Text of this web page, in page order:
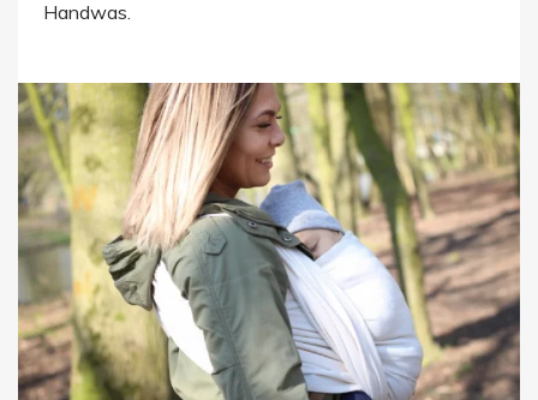
Handwas.